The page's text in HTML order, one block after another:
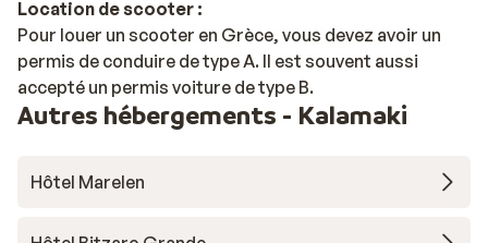
Location de scooter :
Pour louer un scooter en Grèce, vous devez avoir un
permis de conduire de type A. Il est souvent aussi
accepté un permis voiture de type B.
Autres hébergements - Kalamaki
Hôtel Marelen